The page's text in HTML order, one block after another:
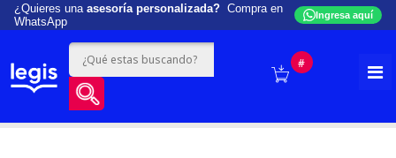
¿Quieres una asesoría personalizada? Compra en
WhatsApp
Ingresa aquí
#